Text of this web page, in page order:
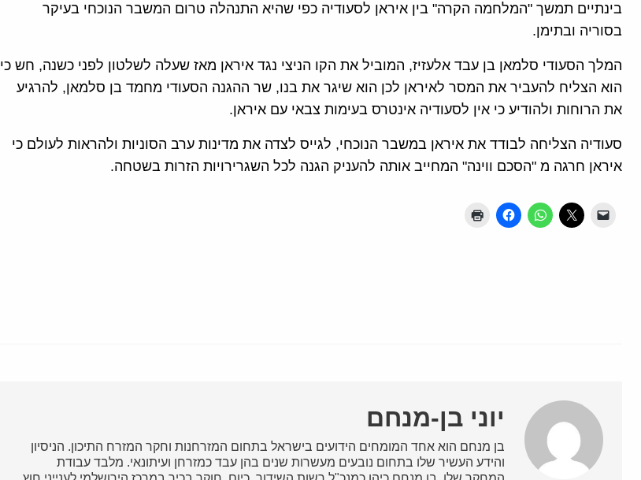
בינתיים תמשך "המלחמה הקרה" בין איראן לסעודיה כפי שהיא התנהלה טרום המשבר הנוכחי בעיקר
בסוריה ובתימן.
המלך הסעודי סלמאן בן עבד אלעזיז, המוביל את הקו הניצי נגד איראן מאז שעלה לשלטון לפני כשנה, חש כי
הוא הצליח להעביר את המסר לאיראן לכן הוא שיגר את בנו, שר ההגנה הסעודי מחמד בן סלמאן, להרגיע
את הרוחות ולהודיע כי אין לסעודיה אינטרס בעימות צבאי עם איראן.
סעודיה הצליחה לבודד את איראן במשבר הנוכחי, לגייס לצדה את מדינות ערב הסוניות ולהראות לעולם כי
איראן חרגה מ "הסכם ווינה" המחייב אותה להעניק הגנה לכל השגרירויות הזרות בשטחה.
יוני בן-מנחם
בן מנחם הוא אחד המומחים הידועים בישראל בתחום המזרחנות וחקר המזרח התיכון. הניסיון
והידע העשיר שלו בתחום נובעים מעשרות שנים בהן עבד כמזרחן ועיתונאי. מלבד עבודת